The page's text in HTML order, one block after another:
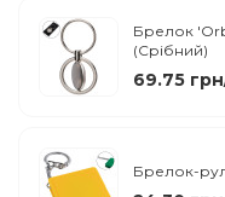
Брелок
(Срібний)
69.75
Брелок-